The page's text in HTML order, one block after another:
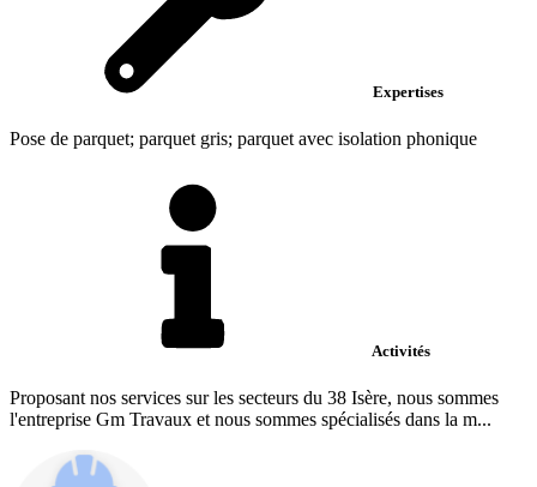
Expertises
Pose de parquet; parquet gris; parquet avec isolation phonique
Activités
Proposant nos services sur les secteurs du 38 Isère, nous sommes
l'entreprise Gm Travaux et nous sommes spécialisés dans la m...